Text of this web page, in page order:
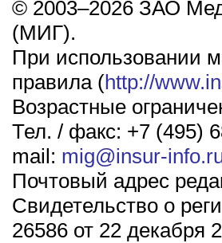
© 2003–2026 ЗАО
(МИГ).
При использовании
правила (http://
Возрастные
Тел. / факс: +7 (495)
mail: mig@insur-
Почтовый адрес
Свидетельство о
26586 от 22 декабря